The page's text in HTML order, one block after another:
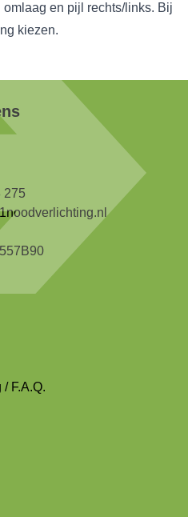
en pijl rechts/links. Bij
kiezen.
275
F.A.Q.